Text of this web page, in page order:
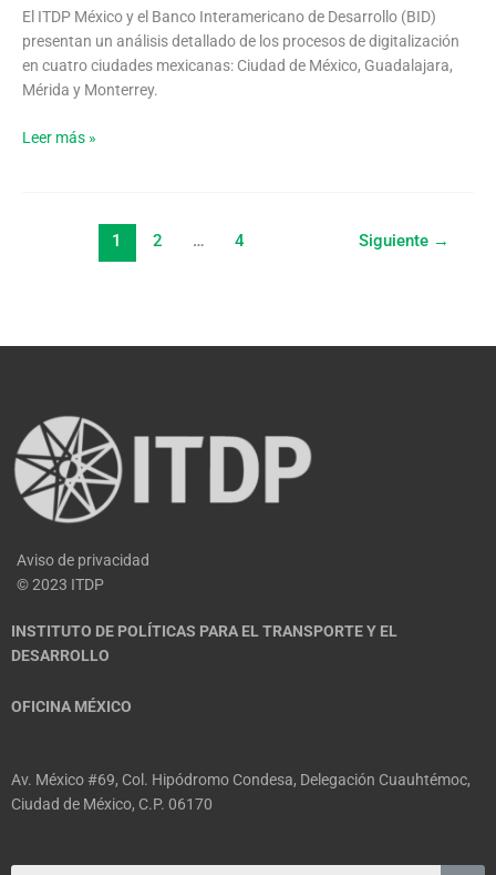
El ITDP México y el Banco Interamericano de Desarrollo (BID)
presentan un análisis detallado de los procesos de digitalización
en cuatro ciudades mexicanas: Ciudad de México, Guadalajara,
Mérida y Monterrey.
el
transporte
público:
lecciones
oportunidades
Leer más »
1 2 … 4 Siguiente →
Aviso de privacidad
© 2023 ITDP
INSTITUTO DE POLÍTICAS PARA EL TRANSPORTE Y EL
DESARROLLO
OFICINA MÉXICO
Av. México #69, Col. Hipódromo Condesa, Delegación Cuauhtémoc,
Ciudad de México, C.P. 06170